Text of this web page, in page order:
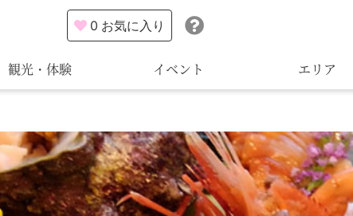
観光・体験 イベント エリア
0 お気に入り